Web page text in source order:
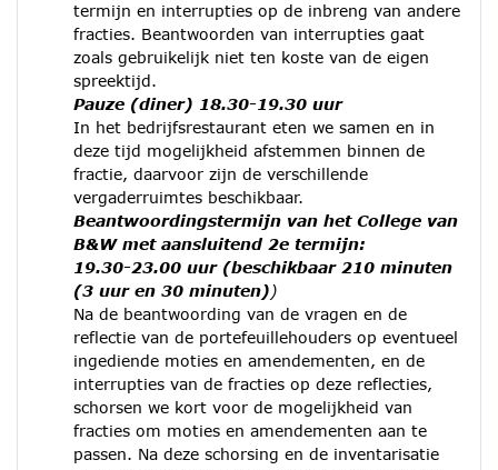
termijn en interrupties op de inbreng van andere
fracties. Beantwoorden van interrupties gaat
zoals gebruikelijk niet ten koste van de eigen
spreektijd.
Pauze (diner) 18.30-19.30 uur
In het bedrijfsrestaurant eten we samen en in
deze tijd mogelijkheid afstemmen binnen de
fractie, daarvoor zijn de verschillende
vergaderruimtes beschikbaar.
Beantwoordingstermijn van het College van
B&W met aansluitend 2e termijn:
19.30-23.00 uur (beschikbaar 210 minuten
(3 uur en 30 minuten))
Na de beantwoording van de vragen en de
reflectie van de portefeuillehouders op eventueel
ingediende moties en amendementen, en de
interrupties van de fracties op deze reflecties,
schorsen we kort voor de mogelijkheid van
fracties om moties en amendementen aan te
passen. Na deze schorsing en de inventarisatie